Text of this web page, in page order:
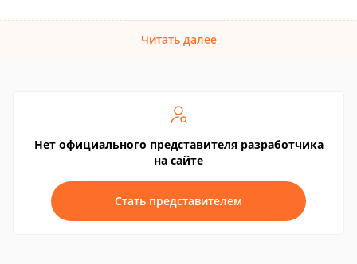
Читать далее
Нет официального представителя разработчика
на сайте
Стать представителем